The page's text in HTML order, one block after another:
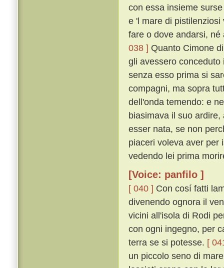
con essa insieme
e 'l mare di
fare o dove andarsi,
038 ] Quanto Cimone
gli avessero
senza esso prima si
compagni, ma sopra
dell'onda temendo: e
biasimava il suo
esser nata, se non
piaceri voleva aver per
vedendo lei prima
[Voice: panfilo ]
[ 040 ] Con cosí fatti
divenendo ognora il
vicini all'isola di Rodi
con ogni ingegno, per
terra se si potesse. [
un piccolo seno di